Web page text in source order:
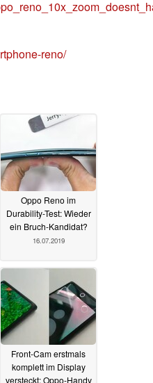
reno/
Oppo Reno im
Durability-Test: Wieder
ein Bruch-Kandidat?
16.07.2019
Front-Cam erstmals
komplett im Display
versteckt: Oppo-Handy